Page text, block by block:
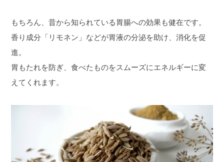
もちろん、昔から知られている胃腸への効果も健在です。
香り成分「リモネン」などが胃液の分泌を助け、消化を促
進。
胃もたれを防ぎ、食べたものをスムーズにエネルギーに変
えてくれます。